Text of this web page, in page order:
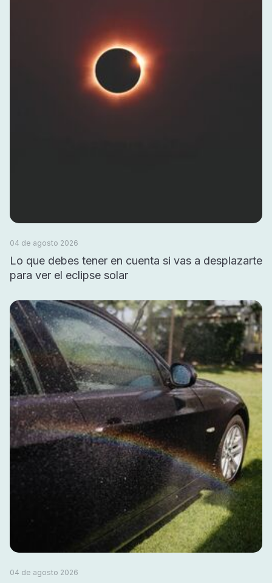
04 de agosto 2026
Lo que debes tener en cuenta si vas a desplazarte
para ver el eclipse solar
04 de agosto 2026